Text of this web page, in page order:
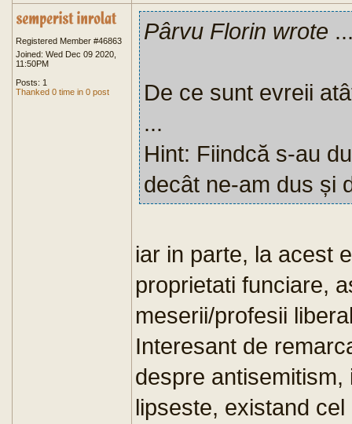
Registered Member #46863
Joined: Wed Dec 09 2020,
11:50PM
Posts: 1
Thanked 0 time in 0 post
Pârvu Florin wrote
De ce sunt evreii
...
Hint: Fiindcă s-au
decât ne-am dus și
iar in parte, la acest
proprietati funciare,
meserii/profesii
Interesant de
despre
lipseste, existand